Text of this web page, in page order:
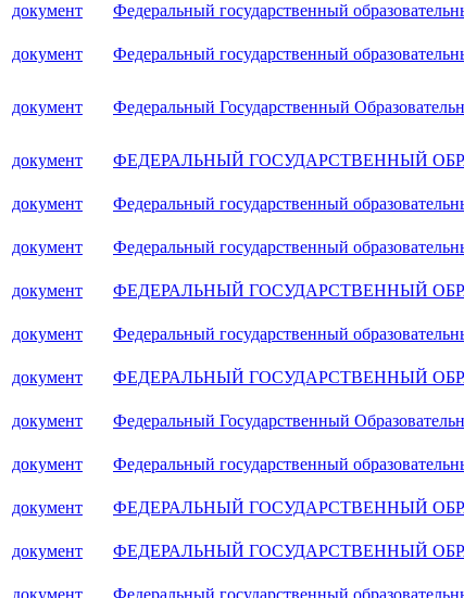
документ Федеральный государственный
документ Федеральный государственный
документ Федеральный Государственный
документ ФЕДЕРАЛЬНЫЙ ГОСУДАРСТВЕННЫЙ
документ Федеральный государственный
документ Федеральный государственный
документ ФЕДЕРАЛЬНЫЙ ГОСУДАРСТВЕННЫЙ
документ Федеральный государственный
документ ФЕДЕРАЛЬНЫЙ ГОСУДАРСТВЕННЫЙ
документ Федеральный Государственный
документ Федеральный государственный
документ ФЕДЕРАЛЬНЫЙ ГОСУДАРСТВЕННЫЙ
документ ФЕДЕРАЛЬНЫЙ ГОСУДАРСТВЕННЫЙ